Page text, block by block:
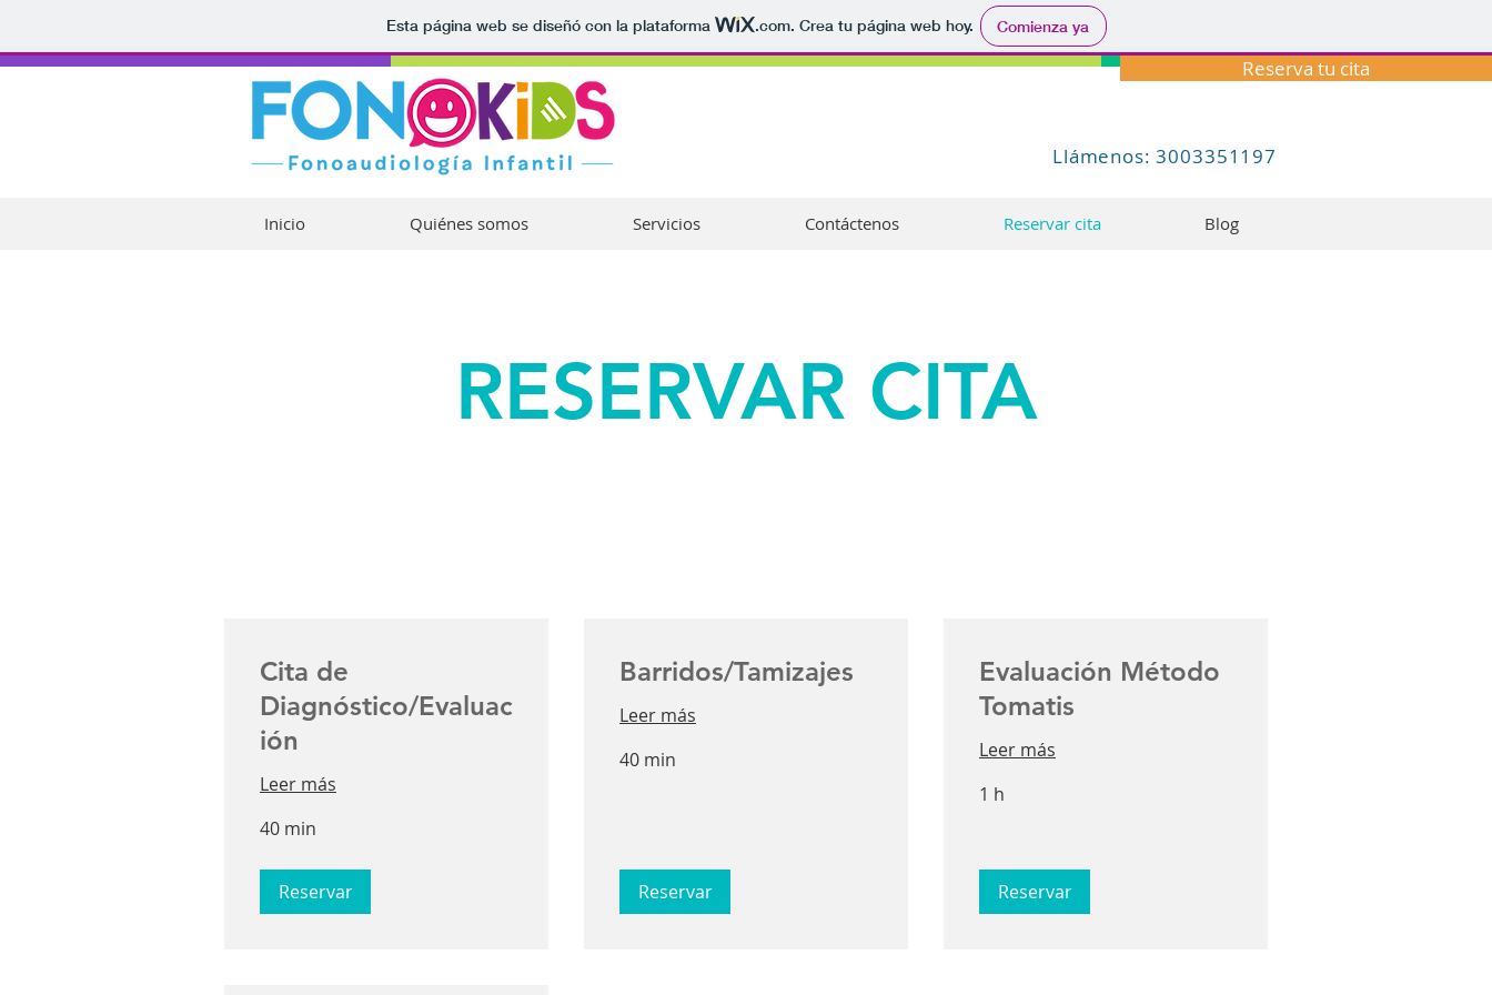
Esta página web se diseñó con la plataforma .com. Crea tu página web hoy. Comienza ya
Reserva tu cita
Llámenos: 3003351197
Inicio Quiénes somos Servicios Contáctenos Reservar cita Blog
RESERVAR CITA
Cita de
Diagnóstico/Evaluac
ión
Leer más
40 min
Reservar
Barridos/Tamizajes
Leer más
40 min
Reservar
Evaluación Método
Tomatis
Leer más
1 h
Reservar